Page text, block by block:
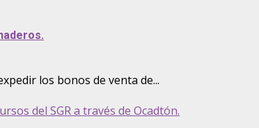
los bonos de venta de...
del SGR a través de Ocadtón.